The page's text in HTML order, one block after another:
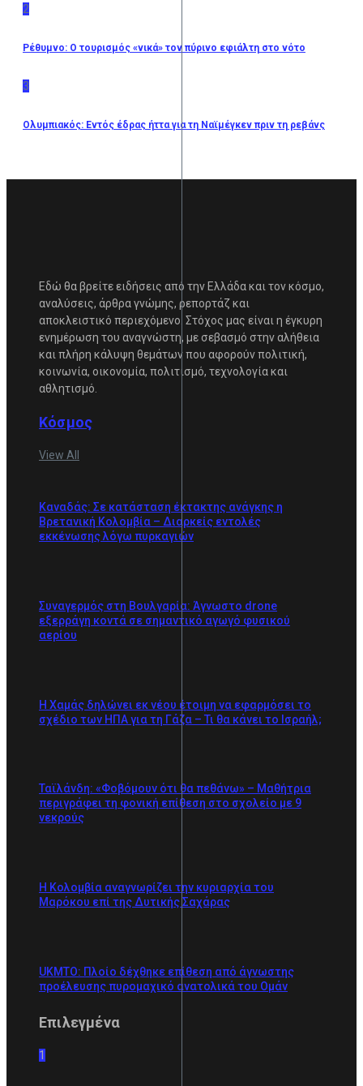
2
Ρέθυμνο: Ο τουρισμός «νικά» τον πύρινο εφιάλτη στο νότο
3
Ολυμπιακός: Εντός έδρας ήττα για τη Ναϊμέγκεν πριν τη ρεβάνς
Εδώ θα βρείτε ειδήσεις από την Ελλάδα και τον κόσμο,
αναλύσεις, άρθρα γνώμης, ρεπορτάζ και
αποκλειστικό περιεχόμενο. Στόχος μας είναι η έγκυρη
ενημέρωση του αναγνώστη, με σεβασμό στην αλήθεια
και πλήρη κάλυψη θεμάτων που αφορούν πολιτική,
κοινωνία, οικονομία, πολιτισμό, τεχνολογία και
αθλητισμό.
Κόσμος
View All
Καναδάς: Σε κατάσταση έκτακτης ανάγκης η
Βρετανική Κολομβία – Διαρκείς εντολές
εκκένωσης λόγω πυρκαγιών
Συναγερμός στη Βουλγαρία: Άγνωστο drone
εξερράγη κοντά σε σημαντικό αγωγό φυσικού
αερίου
Η Χαμάς δηλώνει εκ νέου έτοιμη να εφαρμόσει το
σχέδιο των ΗΠΑ για τη Γάζα – Τι θα κάνει το Ισραήλ;
Ταϊλάνδη: «Φοβόμουν ότι θα πεθάνω» – Μαθήτρια
περιγράφει τη φονική επίθεση στο σχολείο με 9
νεκρούς
Η Κολομβία αναγνωρίζει την κυριαρχία του
Μαρόκου επί της Δυτικής Σαχάρας
UKMTO: Πλοίο δέχθηκε επίθεση από άγνωστης
προέλευσης πυρομαχικό ανατολικά του Ομάν
Επιλεγμένα
1